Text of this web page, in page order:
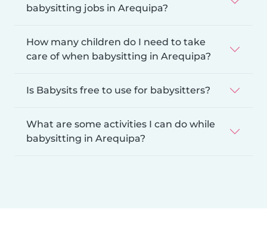
babysitting jobs in Arequipa?
How many children do I need to take
care of when babysitting in Arequipa?
Is Babysits free to use for babysitters?
What are some activities I can do while
babysitting in Arequipa?